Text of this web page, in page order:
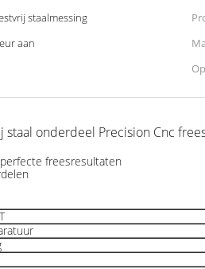
staalmessing
aan
onderdeel Precision Cnc
freesresultaten